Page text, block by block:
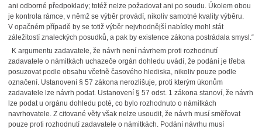
ani odborné předpoklady; totéž nelze požadovat ani po soudu. Úkolem obou
je kontrola rámce, v němž se výběr provádí, nikoliv samotné kvality výběru.
V opačném případě by se totiž výběr nejvhodnější nabídky mohl stát
záležitostí znaleckých posudků, a pak by existence zákona postrádala smysl.“
K argumentu zadavatele, že návrh není návrhem proti rozhodnutí
zadavatele o námitkách uchazeče orgán dohledu uvádí, že podání je třeba
posuzovat podle obsahu včetně časového hlediska, nikoliv pouze podle
označení. Ustanovení § 57 zákona nerozlišuje, proti kterým úkonům
zadavatele lze návrh podat. Ustanovení § 57 odst. 1 zákona stanoví, že návrh
lze podat u orgánu dohledu poté, co bylo rozhodnuto o námitkách
navrhovatele. Z citované věty však nelze usoudit, že návrh musí směřovat
pouze proti rozhodnutí zadavatele o námitkách. Podání návrhu musí